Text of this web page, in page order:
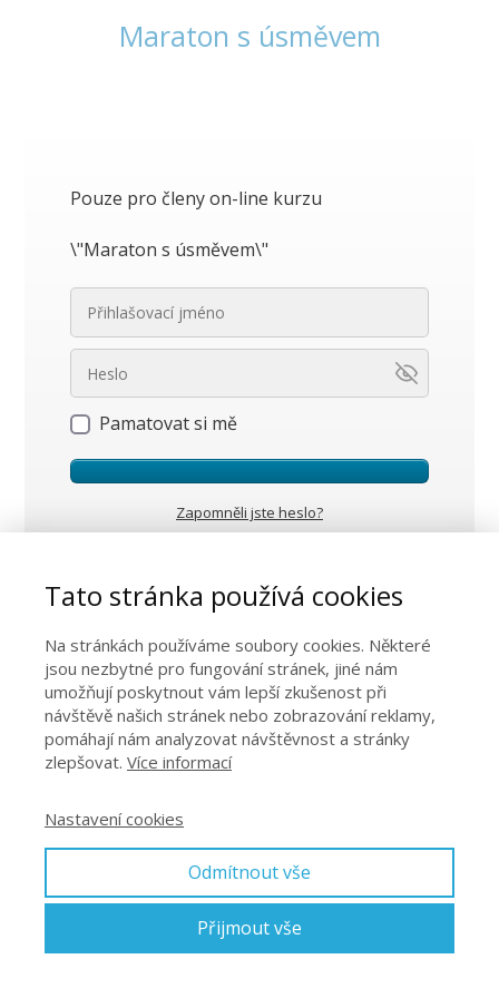
Maraton s úsměvem
Pouze pro členy on-line kurzu
\"Maraton s úsměvem\"
Pamatovat si mě
Zapomněli jste heslo?
Tato stránka používá cookies
Na stránkách používáme soubory cookies. Některé
jsou nezbytné pro fungování stránek, jiné nám
umožňují poskytnout vám lepší zkušenost při
návštěvě našich stránek nebo zobrazování reklamy,
pomáhají nám analyzovat návštěvnost a stránky
zlepšovat. Více informací
Nastavení cookies
Odmítnout vše
Přijmout vše